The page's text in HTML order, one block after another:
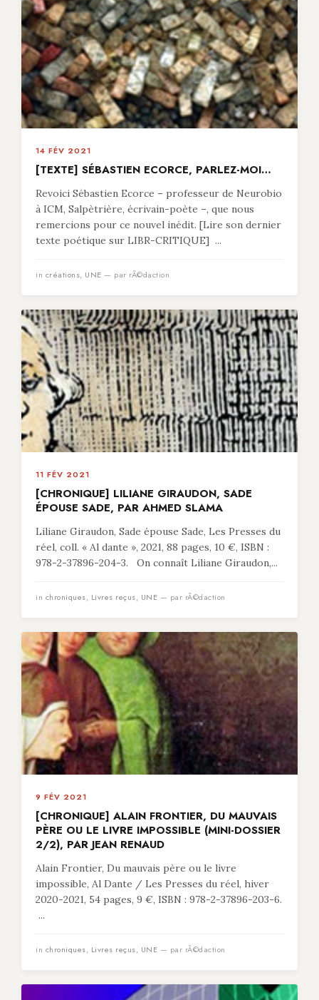
14 FÉV 2021
[TEXTE] SÉBASTIEN ECORCE, PARLEZ-MOI…
Revoici Sébastien Ecorce – professeur de Neurobio
à ICM, Salpètrière, écrivain-poète –, que nous
remercions pour ce nouvel inédit. [Lire son dernier
texte poétique sur LIBR-CRITIQUE] ...
in créations, UNE — par rÃ©daction
11 FÉV 2021
[CHRONIQUE] LILIANE GIRAUDON, SADE
ÉPOUSE SADE, PAR AHMED SLAMA
Liliane Giraudon, Sade épouse Sade, Les Presses du
réel, coll. « Al dante », 2021, 88 pages, 10 €, ISBN :
978-2-37896-204-3. On connaît Liliane Giraudon,...
in chroniques, Livres reçus, UNE — par rÃ©daction
9 FÉV 2021
[CHRONIQUE] ALAIN FRONTIER, DU MAUVAIS
PÈRE OU LE LIVRE IMPOSSIBLE (MINI-DOSSIER
2/2), PAR JEAN RENAUD
Alain Frontier, Du mauvais père ou le livre
impossible, Al Dante / Les Presses du réel, hiver
2020-2021, 54 pages, 9 €, ISBN : 978-2-37896-203-6.
...
in chroniques, Livres reçus, UNE — par rÃ©daction